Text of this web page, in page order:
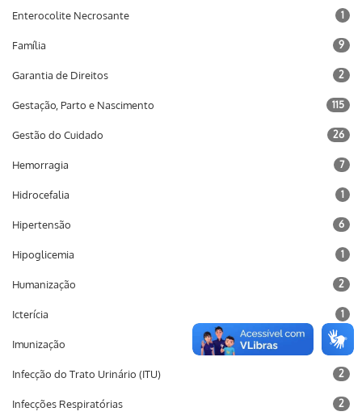
Enterocolite Necrosante 1
Família 9
Garantia de Direitos 2
Gestação, Parto e Nascimento 115
Gestão do Cuidado 26
Hemorragia 7
Hidrocefalia 1
Hipertensão 6
Hipoglicemia 1
Humanização 2
Icterícia 1
Imunização 10
Infecção do Trato Urinário (ITU) 2
Infecções Respiratórias 2